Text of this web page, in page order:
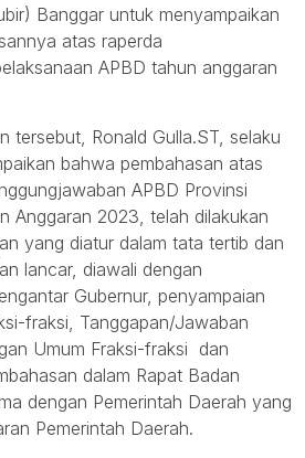
Banggar untuk menyampaikan
atas raperda
APBD tahun anggaran
tersebut, Ronald Gulla.ST, selaku
bahwa pembahasan atas
APBD Provinsi
Anggaran 2023, telah dilakukan
yang diatur dalam tata tertib dan
lancar, diawali dengan
Gubernur, penyampaian
fraksi, Tanggapan/Jawaban
Umum Fraksi-fraksi dan
dalam Rapat Badan
dengan Pemerintah Daerah yang
Pemerintah Daerah.